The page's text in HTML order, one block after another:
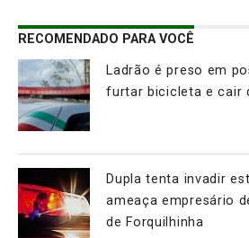
RECOMENDADO PARA VOCÊ
Ladrão é preso em
furtar bicicleta e cair
Dupla tenta invadir
ameaça empresário
de Forquilhinha